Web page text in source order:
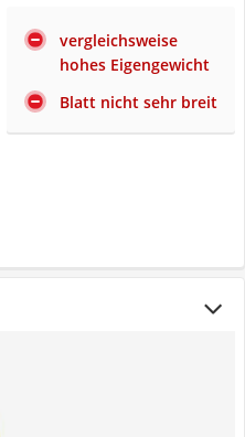
vergleichsweise
hohes Eigengewicht
Blatt nicht sehr breit